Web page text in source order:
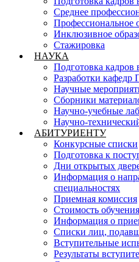
Среднее
Профессиональное
Инклюзивное
Стажировка
НАУКА
Подготовка
Разработки
Научные
Сборники
Научно-учебные
Научно-
АБИТУРИЕНТУ
Конкурсные списки
Подготовка к
Дни открытых
Информация о
специальностях
Приемная комиссия
Стоимость обучения
Информация о
Списки лиц,
Вступительные
Результаты